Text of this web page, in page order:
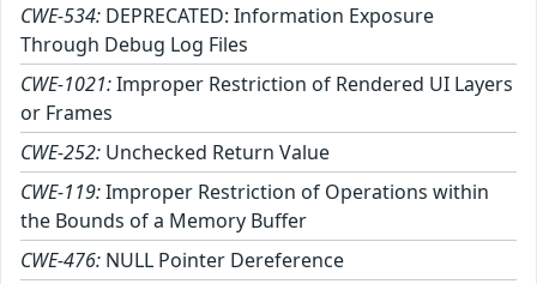
CWE-534: DEPRECATED: Information Exposure
Through Debug Log Files
CWE-1021:Improper Restriction of Rendered UI Layers
or Frames
CWE-252: Unchecked Return Value
CWE-119:Improper Restriction of Operations within
the Bounds of a Memory Buffer
CWE-476: NULL Pointer Dereference